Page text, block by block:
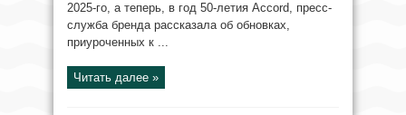
2025-го, а теперь, в год 50-летия Accord, пресс-
служба бренда рассказала об обновках,
приуроченных к ...
Читать далее »